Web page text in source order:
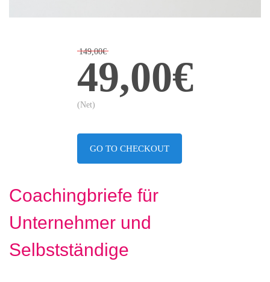
149,00€
49,00€
(Net)
GO TO CHECKOUT
Coachingbriefe für
Unternehmer und
Selbstständige